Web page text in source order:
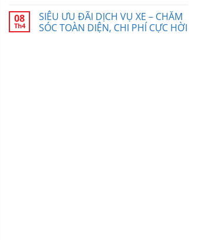
08
Th4
SIÊU ƯU ĐÃI DỊCH VỤ XE – CHĂM
SÓC TOÀN DIỆN, CHI PHÍ CỰC HỜI